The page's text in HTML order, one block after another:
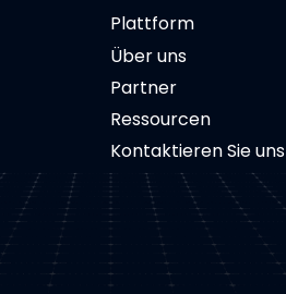
Plattform
Über uns
Partner
Ressourcen
Kontaktieren Sie uns